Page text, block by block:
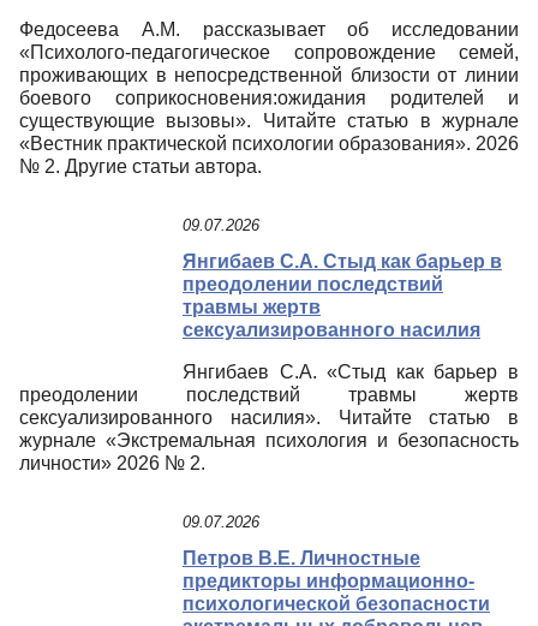
Федосеева А.М. рассказывает об исследовании
«Психолого-педагогическое сопровождение семей,
проживающих в непосредственной близости от линии
боевого соприкосновения:ожидания родителей и
существующие вызовы». Читайте статью в журнале
«Вестник практической психологии образования». 2026
№ 2. Другие статьи автора.
09.07.2026
Янгибаев С.А. Стыд как барьер в
преодолении последствий
травмы жертв
сексуализированного насилия
Янгибаев С.А. «Стыд как барьер в
преодолении последствий травмы жертв
сексуализированного насилия». Читайте статью в
журнале «Экстремальная психология и безопасность
личности» 2026 № 2.
09.07.2026
Петров В.Е. Личностные
предикторы информационно-
психологической безопасности